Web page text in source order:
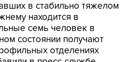
в стабильно тяжелом
находится в
семь человек в
состоянии получают
отделениях